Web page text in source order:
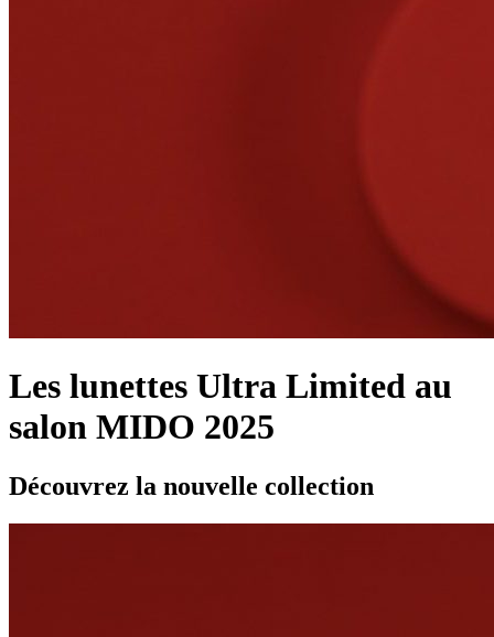
Les lunettes Ultra Limited au
salon MIDO 2025
Découvrez la nouvelle collection